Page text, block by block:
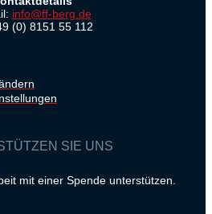
info@ff-berg.de
(0) 8151 55 112
SIE UNS
mit einer Spende unterstützen.